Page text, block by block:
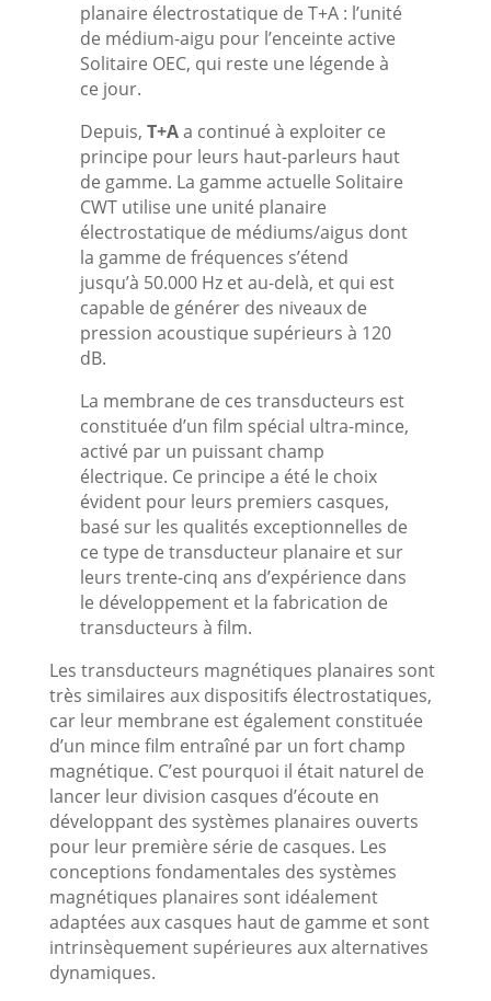
planaire électrostatique de T+A : l’unité
de médium-aigu pour lʼenceinte active
Solitaire OEC, qui reste une légende à
ce jour.
Depuis,T+Aa continué à exploiter ce
principe pour leurs haut-parleurs haut
de gamme. La gamme actuelle Solitaire
CWT utilise une unité planaire
électrostatique de médiums/aigus dont
la gamme de fréquences s’étend
jusqu’à 50.000 Hz et au-delà, et qui est
capable de générer des niveaux de
pression acoustique supérieurs à 120
dB.
La membrane de ces transducteurs est
constituée d’un film spécial ultra-mince,
activé par un puissant champ
électrique. Ce principe a été le choix
évident pour leurs premiers casques,
basé sur les qualités exceptionnelles de
ce type de transducteur planaire et sur
leurs trente-cinq ans d’expérience dans
le développement et la fabrication de
transducteurs à film.
Les transducteurs magnétiques planaires sont
très similaires aux dispositifs électrostatiques,
car leur membrane est également constituée
d’un mince film entraîné par un fort champ
magnétique. C’est pourquoi il était naturel de
lancer leur division casques d’écoute en
développant des systèmes planaires ouverts
pour leur première série de casques. Les
conceptions fondamentales des systèmes
magnétiques planaires sont idéalement
adaptées aux casques haut de gamme et sont
intrinsèquement supérieures aux alternatives
dynamiques.